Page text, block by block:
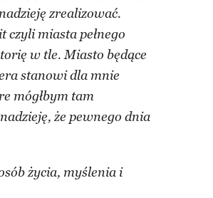
zrealizować.
czyli miasta pełnego
w tle. Miasto będące
stanowi dla mnie
mógłbym tam
że pewnego dnia
życia, myślenia i